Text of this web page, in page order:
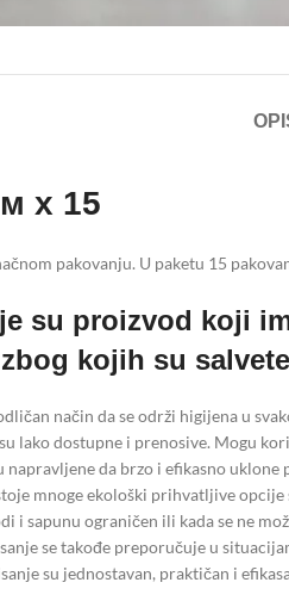
x 15
pakovanju. U paketu 15
su proizvod koji
kojih su
način da se održi higijena u
lako dostupne i prenosive. Mogu
napravljene da brzo i efikasno
mnoge ekološki prihvatljive
i sapunu ograničen ili kada se ne
se takođe preporučuje u
su jednostavan, praktičan i